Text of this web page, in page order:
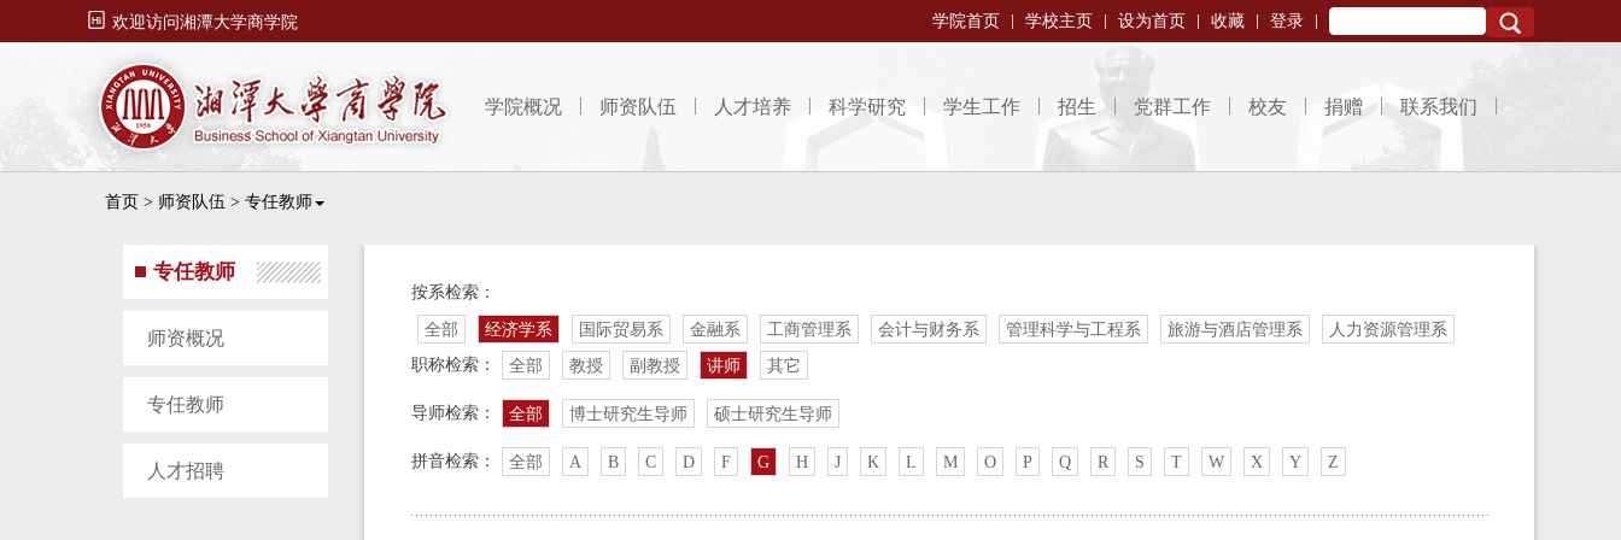
 欢迎访问湘潭大学商学院 学院首页 学校主页 设为首页 收藏 登录
学院概况 师资队伍 人才培养 科学研究 学生工作 招生 党群工作 校友 捐赠 联系我们
首页 > 师资队伍 > 专任教师
专任教师
师资概况
专任教师
人才招聘
按系检索：
全部 经济学系 国际贸易系 金融系 工商管理系 会计与财务系 管理科学与工程系 旅游与酒店管理系
人力资源管理系
职称检索：
全部 教授 副教授 讲师 其它
导师检索： 全部 博士研究生导师 硕士研究生导师
拼音检索： 全部 A B C D F G H J K L M O P Q R S T W X Y Z